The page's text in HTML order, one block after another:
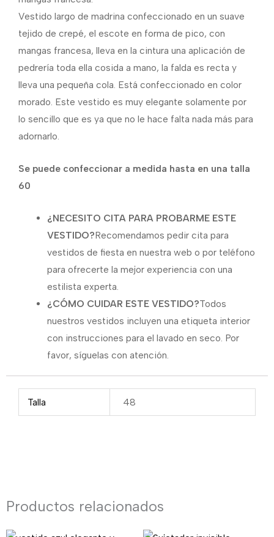
Vestido largo de madrina confeccionado en un suave
tejido de crepé, el escote en forma de pico, con
mangas francesa, lleva en la cintura una aplicación de
pedrería toda ella cosida a mano, la falda es recta y
lleva una pequeña cola. Está confeccionado en color
morado. Este vestido es muy elegante solamente por
lo sencillo que es ya que no le hace falta nada más para
adornarlo.
Se puede confeccionar a medida hasta en una talla
60
¿NECESITO CITA PARA PROBARME ESTE
VESTIDO?Recomendamos pedir cita para
vestidos de fiesta en nuestra web o por teléfono
para ofrecerte la mejor experiencia con una
estilista experta.
¿CÓMO CUIDAR ESTE VESTIDO?Todos
nuestros vestidos incluyen una etiqueta interior
con instrucciones para el lavado en seco. Por
favor, síguelas con atención.
Talla 48
Productos relacionados